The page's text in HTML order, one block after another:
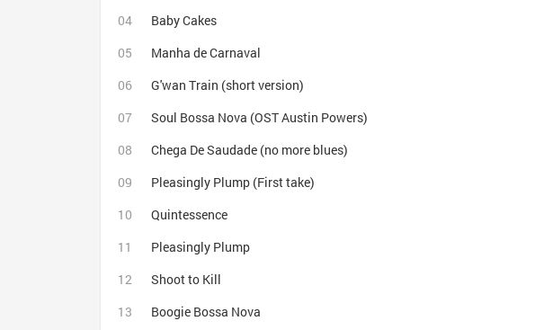
Baby Cakes
Manha de Carnaval
G'wan Train (short version)
Soul Bossa Nova (OST Austin Powers)
Chega De Saudade (no more blues)
Pleasingly Plump (First take)
Quintessence
Pleasingly Plump
Shoot to Kill
Boogie Bossa Nova